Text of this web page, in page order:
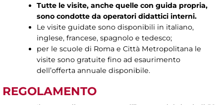
Tutte le visite, anche quelle con guida propria,
sono condotte da operatori didattici interni.
Le visite guidate sono disponibili in italiano,
inglese, francese, spagnolo e tedesco;
per le scuole di Roma e Città Metropolitana le
visite sono gratuite fino ad esaurimento
dell’offerta annuale disponibile.
REGOLAMENTO